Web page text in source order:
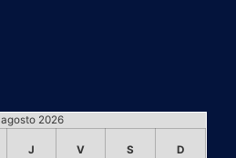
agosto 2026
J V S D